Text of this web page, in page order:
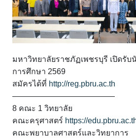
มหาวิทยาลัยราชภัฏเพชรบุรี เปิดรับ
การศึกษา 2569
สมัครได้ที่ http://reg.pbru.ac.th
—————————————
8 คณะ 1 วิทยาลัย
คณะครุศาสตร์ https://
คณะพยาบาลศาสตร์และวิทยาการ